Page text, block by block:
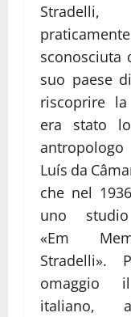
praticamente
sconosciuta
suo paese
riscoprire
era stato
Luís da
che nel
uno
«Em
Stradelli».
omaggio
italiano,